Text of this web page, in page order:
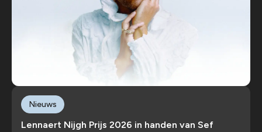
Lennaert Nijgh Prijs 2026 in handen van Sef
Nieuws